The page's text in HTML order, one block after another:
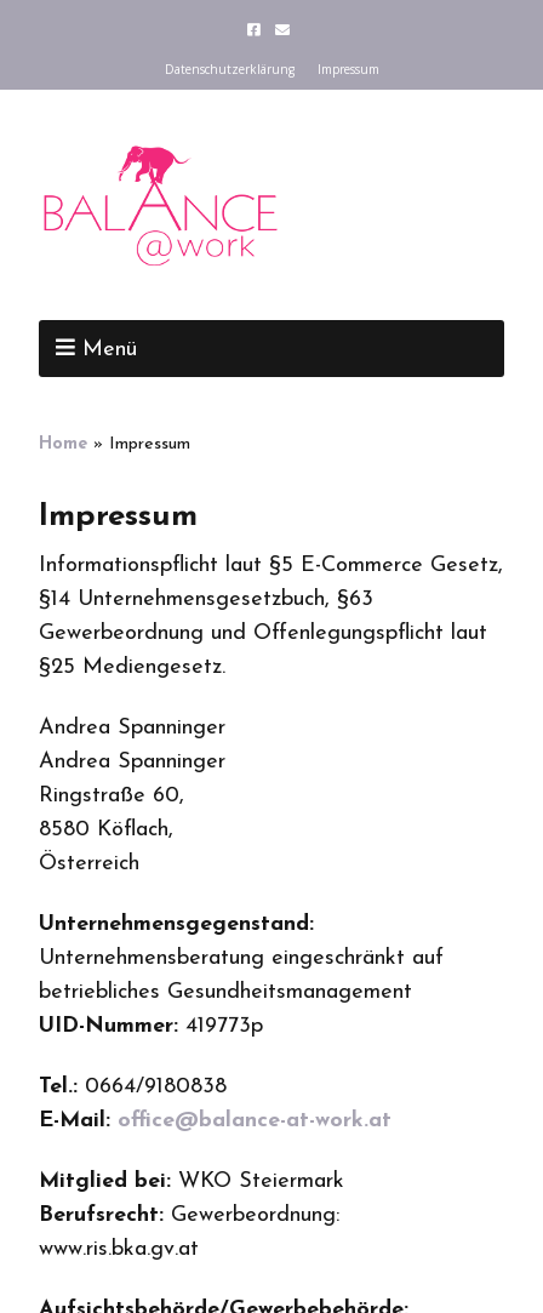
Datenschutzerklärung Impressum
Menü
Home » Impressum
Impressum
Informationspflicht laut §5 E-Commerce Gesetz,
§14 Unternehmensgesetzbuch, §63
Gewerbeordnung und Offenlegungspflicht laut
§25 Mediengesetz.
Andrea Spanninger
Andrea Spanninger
Ringstraße 60,
8580 Köflach,
Österreich
Unternehmensgegenstand:
Unternehmensberatung eingeschränkt auf
betriebliches Gesundheitsmanagement
UID-Nummer: 419773p
Tel.: 0664/9180838
E-Mail: office@balance-at-work.at
Mitglied bei: WKO Steiermark
Berufsrecht: Gewerbeordnung:
www.ris.bka.gv.at